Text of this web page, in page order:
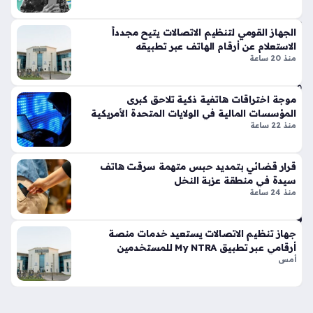
م
سب
وق
منذ
سا
عة
دة
ق
احت
راف
ية
الجهاز القومي لتنظيم الاتصالات يتيح مجدداً
الاستعلام عن أرقام الهاتف عبر تطبيقه
منذ 20 ساعة
موجة اختراقات هاتفية ذكية تلاحق كبرى
المؤسسات المالية في الولايات المتحدة الأمريكية
منذ 22 ساعة
قرار قضائي بتمديد حبس متهمة سرقت هاتف
سيدة في منطقة عزبة النخل
منذ 24 ساعة
جهاز تنظيم الاتصالات يستعيد خدمات منصة
أرقامي عبر تطبيق My NTRA للمستخدمين
أمس